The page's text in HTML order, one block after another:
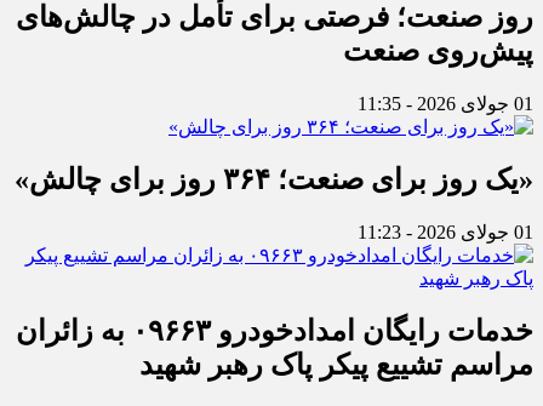
روز صنعت؛ فرصتی برای تأمل در چالش‌های
پیش‌روی صنعت
01 جولای 2026 - 11:35
«یک روز برای صنعت؛ ۳۶۴ روز برای چالش»
01 جولای 2026 - 11:23
خدمات رایگان امدادخودرو ۰۹۶۶۳ به زائران
مراسم تشییع پیکر پاک رهبر شهید